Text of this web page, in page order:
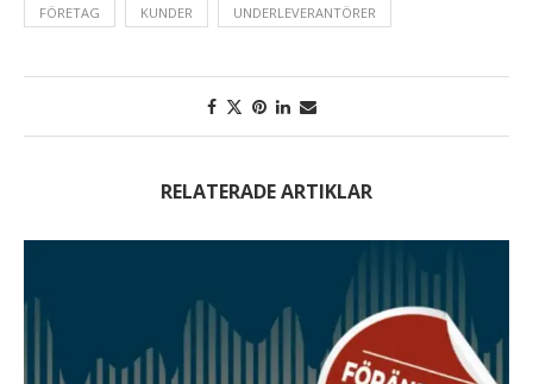
FÖRETAG KUNDER UNDERLEVERANTÖRER
RELATERADE ARTIKLAR